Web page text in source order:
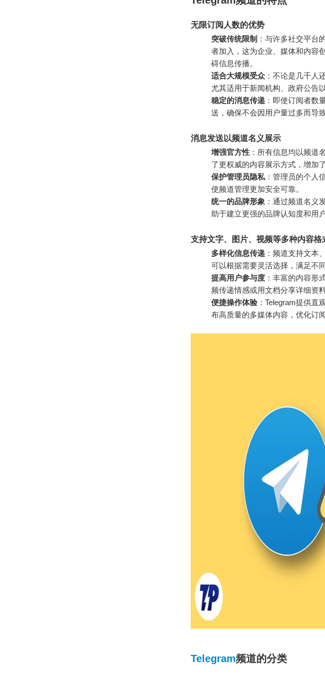
无限订阅人数的优势
突破传统限制 ：与许多社交平台
者加入，这为企业、媒体和内容
碍信息传播。
适合大规模受众 ：不论是几千人
尤其适用于新闻机构、政府公告
稳定的消息传递 ：即使订阅者数
送，确保不会因用户量过多而导
消息发送以频道名义展示
增强官方性 ：所有信息均以频道
了更权威的内容展示方式，增加
保护管理员隐私 ：管理员的个人
使频道管理更加安全可靠。
统一的品牌形象 ：通过频道名义
助于建立更强的品牌认知度和用
支持文字、图片、视频等多种内容格
多样化信息传递 ：频道支持文本
可以根据需要灵活选择，满足不
提高用户参与度 ：丰富的内容形
频传递情感或用文档分享详细资料
便捷操作体验：Telegram提供直
布高质量的多媒体内容，优化订
Telegram频道的分类